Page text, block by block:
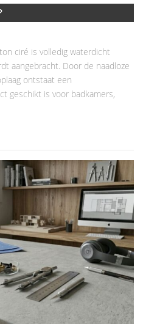
ciré is volledig waterdicht
aangebracht. Door de naadloze
ontstaat een
geschikt is voor badkamers,